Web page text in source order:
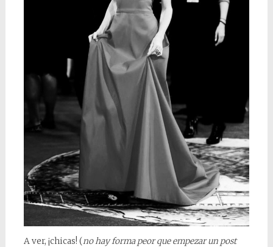
A ver, ¡chicas! (no hay forma peor que empezar un post